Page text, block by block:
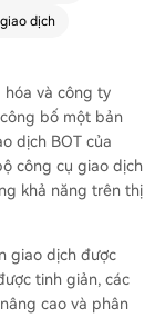
lược, công c
vi và thông
mà không cần
với biến động th
giao dịch cho từ
và phân bổ rủi r
theo xu hướng
phạm vi cài đặt
động liên tục.
dịch
hóa và công ty
bố một bản
dịch BOT của
công cụ giao dịch
khả năng trên thị
giao dịch được
tinh giản, các
cao và phân